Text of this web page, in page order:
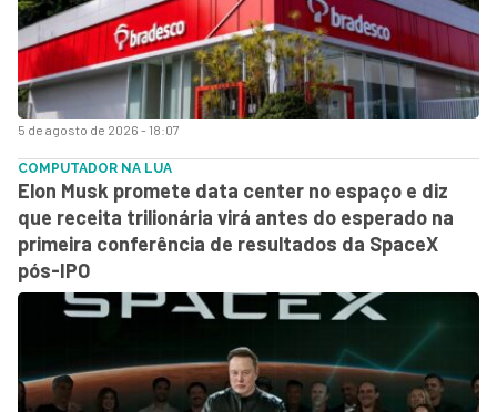
5 de agosto de 2026 - 18:07
COMPUTADOR NA LUA
Elon Musk promete data center no espaço e diz
que receita trilionária virá antes do esperado na
primeira conferência de resultados da SpaceX
pós-IPO